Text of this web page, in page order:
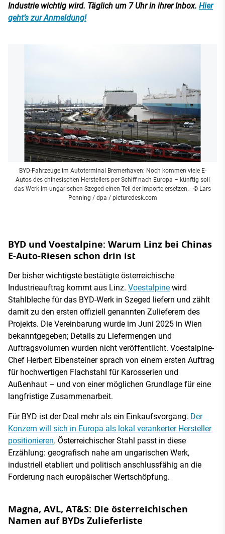
Industrie wichtig wird. Täglich um 7 Uhr in ihrer Inbox. Hier
geht’s zur Anmeldung!
BYD-Fahrzeuge im Autoterminal Bremerhaven: Noch kommen viele E-
Autos des chinesischen Herstellers per Schiff nach Europa – künftig soll
das Werk im ungarischen Szeged einen Teil der Importe ersetzen. - © Lars
Penning / dpa / picturedesk.com
BYD und Voestalpine: Warum Linz bei Chinas
E-Auto-Riesen schon drin ist
Der bisher wichtigste bestätigte österreichische
Industrieauftrag kommt aus Linz. Voestalpine wird
Stahlbleche für das BYD-Werk in Szeged liefern und zählt
damit zu den ersten offiziell genannten Zulieferern des
Projekts. Die Vereinbarung wurde im Juni 2025 in Wien
bekanntgegeben; Details zu Liefermengen und
Auftragsvolumen wurden nicht veröffentlicht. Voestalpine-
Chef Herbert Eibensteiner sprach von einem ersten Auftrag
für hochwertigen Flachstahl für Karosserien und
Außenhaut – und von einer möglichen Grundlage für eine
langfristige Zusammenarbeit.
Für BYD ist der Deal mehr als ein Einkaufsvorgang. Der
Konzern will sich in Europa als lokal verankerter Hersteller
positionieren. Österreichischer Stahl passt in diese
Erzählung: geografisch nahe am ungarischen Werk,
industriell etabliert und politisch anschlussfähig an die
Forderung nach europäischer Wertschöpfung.
Magna, AVL, AT&S: Die österreichischen
Namen auf BYDs Zulieferliste